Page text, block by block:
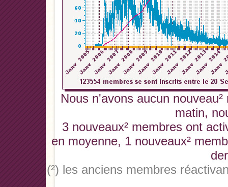
Nous n'avons aucun
matin,
3 nouveaux² membres ont
en moyenne, 1 nouveaux²
(²) les anciens membres